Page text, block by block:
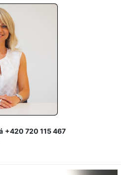
+420 720 115 467